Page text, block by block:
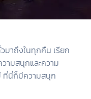
มาถึงในทุกคืน เรียก
ามสนุกและความ
ที่นี่ก็มีความสนุก